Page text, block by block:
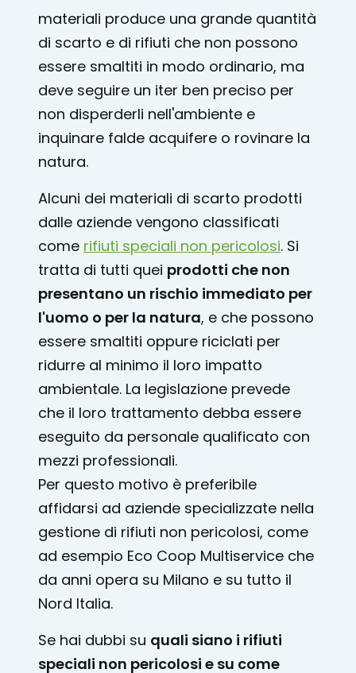
materiali produce una grande quantità
di scarto e di rifiuti che non possono
essere smaltiti in modo ordinario, ma
deve seguire un iter ben preciso per
non disperderli nell'ambiente e
inquinare falde acquifere o rovinare la
natura.
Alcuni dei materiali di scarto prodotti
dalle aziende vengono classificati
come rifiuti speciali non pericolosi. Si
tratta di tutti quei prodotti che non
presentano un rischio immediato per
l'uomo o per la natura, e che possono
essere smaltiti oppure riciclati per
ridurre al minimo il loro impatto
ambientale. La legislazione prevede
che il loro trattamento debba essere
eseguito da personale qualificato con
mezzi professionali.
Per questo motivo è preferibile
affidarsi ad aziende specializzate nella
gestione di rifiuti non pericolosi, come
ad esempio Eco Coop Multiservice che
da anni opera su Milano e su tutto il
Nord Italia.
Se hai dubbi su quali siano i rifiuti
speciali non pericolosi e su come